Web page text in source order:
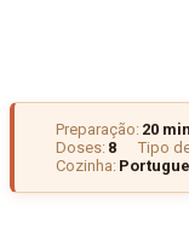
Preparação: 20 min
Doses: 8 Tipo
Cozinha: